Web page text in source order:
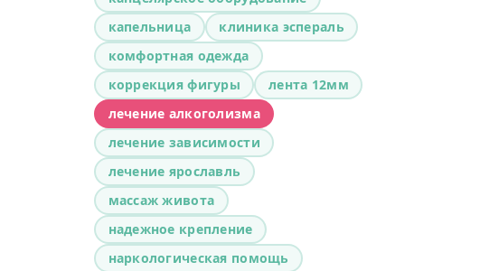
капельница
клиника эспераль
комфортная одежда
коррекция фигуры
лента 12мм
лечение алкоголизма
лечение зависимости
лечение ярославль
массаж живота
надежное крепление
наркологическая помощь